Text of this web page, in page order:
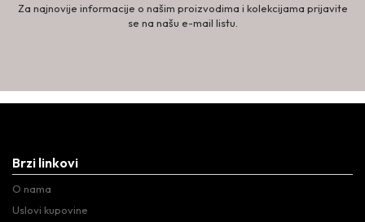
Za najnovije informacije o našim proizvodima i kolekcijama prijavite
se na našu e-mail listu.
Brzi linkovi
O nama
Uslovi kupovine